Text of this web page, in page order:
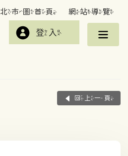
北市圖首頁 網站導覽
登入
回上一頁